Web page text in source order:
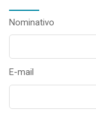
Nominativo
E-mail